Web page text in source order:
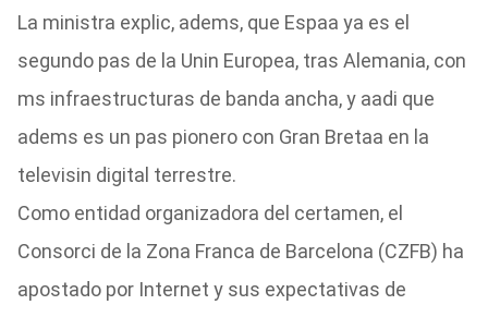
La ministra explic, adems, que Espaa ya es el
segundo pas de la Unin Europea, tras Alemania, con
ms infraestructuras de banda ancha, y aadi que
adems es un pas pionero con Gran Bretaa en la
televisin digital terrestre.
Como entidad organizadora del certamen, el
Consorci de la Zona Franca de Barcelona (CZFB) ha
apostado por Internet y sus expectativas de